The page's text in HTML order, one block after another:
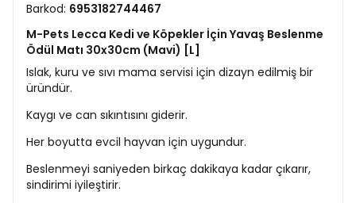
Barkod: 6953182744467
M-Pets Lecca Kedi ve Köpekler İçin Yavaş Beslenme
Ödül Matı 30x30cm (Mavi) [L]
Islak, kuru ve sıvı mama servisi için dizayn edilmiş bir
üründür.
Kaygı ve can sıkıntısını giderir.
Her boyutta evcil hayvan için uygundur.
Beslenmeyi saniyeden birkaç dakikaya kadar çıkarır,
sindirimi iyileştirir.